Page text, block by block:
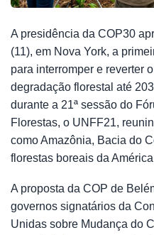
A presidência da COP30
(11), em Nova York, a
para interromper e reverter
degradação florestal até
durante a 21ª sessão do
Florestas, o UNFF21,
como Amazônia, Bacia do
florestas boreais da
A proposta da COP de
governos signatários da
Unidas sobre Mudança do